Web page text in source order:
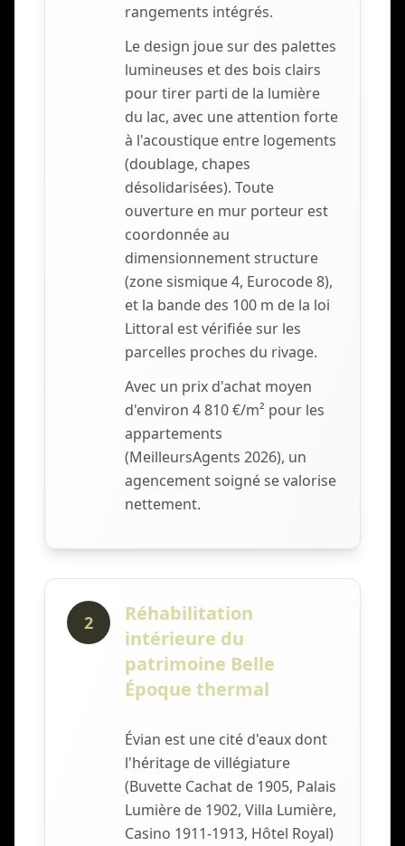
rangements intégrés.
Le design joue sur des palettes
lumineuses et des bois clairs
pour tirer parti de la lumière
du lac, avec une attention forte
à l'acoustique entre logements
(doublage, chapes
désolidarisées). Toute
ouverture en mur porteur est
coordonnée au
dimensionnement structure
(zone sismique 4, Eurocode 8),
et la bande des 100 m de la loi
Littoral est vérifiée sur les
parcelles proches du rivage.
Avec un prix d'achat moyen
d'environ 4 810 €/m² pour les
appartements
(MeilleursAgents 2026), un
agencement soigné se valorise
nettement.
2
Réhabilitation
intérieure du
patrimoine Belle
Époque thermal
Évian est une cité d'eaux dont
l'héritage de villégiature
(Buvette Cachat de 1905, Palais
Lumière de 1902, Villa Lumière,
Casino 1911-1913, Hôtel Royal)